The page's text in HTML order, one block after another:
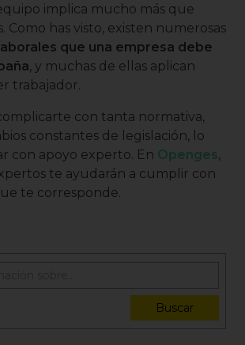
implica mucho más que
Como has visto, existen numerosas
que una empresa debe
, y muchas de ellas aplican
trabajador.
con tanta normativa,
constantes de legislación, lo
con apoyo experto. En Openges,
te ayudarán a cumplir con
te corresponde.
Buscar